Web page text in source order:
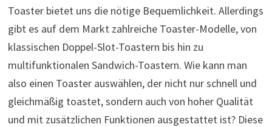
Toaster bietet uns die nötige Bequemlichkeit. Allerdings
gibt es auf dem Markt zahlreiche Toaster-Modelle, von
klassischen Doppel-Slot-Toastern bis hin zu
multifunktionalen Sandwich-Toastern. Wie kann man
also einen Toaster auswählen, der nicht nur schnell und
gleichmäßig toastet, sondern auch von hoher Qualität
und mit zusätzlichen Funktionen ausgestattet ist? Diese